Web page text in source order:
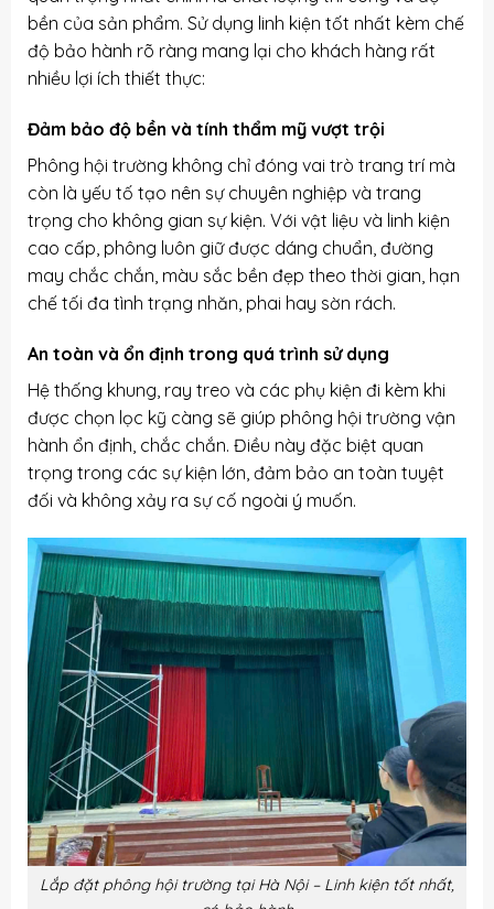
bền của sản phẩm. Sử dụng linh kiện tốt nhất kèm chế
độ bảo hành rõ ràng mang lại cho khách hàng rất
nhiều lợi ích thiết thực:
Đảm bảo độ bền và tính thẩm mỹ vượt trội
Phông hội trường không chỉ đóng vai trò trang trí mà
còn là yếu tố tạo nên sự chuyên nghiệp và trang
trọng cho không gian sự kiện. Với vật liệu và linh kiện
cao cấp, phông luôn giữ được dáng chuẩn, đường
may chắc chắn, màu sắc bền đẹp theo thời gian, hạn
chế tối đa tình trạng nhăn, phai hay sờn rách.
An toàn và ổn định trong quá trình sử dụng
Hệ thống khung, ray treo và các phụ kiện đi kèm khi
được chọn lọc kỹ càng sẽ giúp phông hội trường vận
hành ổn định, chắc chắn. Điều này đặc biệt quan
trọng trong các sự kiện lớn, đảm bảo an toàn tuyệt
đối và không xảy ra sự cố ngoài ý muốn.
Lắp đặt phông hội trường tại Hà Nội – Linh kiện tốt nhất,